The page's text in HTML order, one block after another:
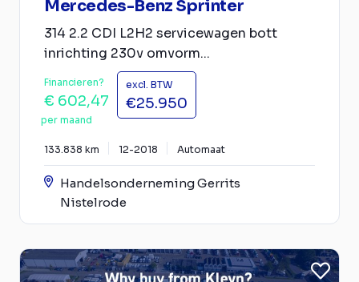
Mercedes-Benz Sprinter
314 2.2 CDI L2H2 servicewagen bott
inrichting 230v omvorm...
Financieren?
€ 602,47
per maand
excl. BTW
€25.950
133.838 km 12-2018 Automaat
Handelsonderneming Gerrits
Nistelrode